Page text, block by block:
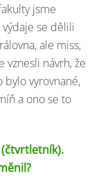
jsme
se dělili
ale miss,
vznesli návrh, že
bylo vyrovnané,
a ono se to
(čtvrtletník).